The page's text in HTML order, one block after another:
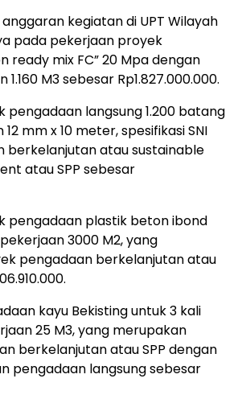
kegiatan di UPT Wilayah
pada pekerjaan proyek
ready mix FC” 20 Mpa dengan
M3 sebesar Rp1.827.000.000.
pengadaan langsung 1.200 batang
mm x 10 meter, spesifikasi SNI
berkelanjutan atau sustainable
atau SPP sebesar
pengadaan plastik beton ibond
3000 M2, yang
pengadaan berkelanjutan atau
kayu Bekisting untuk 3 kali
25 M3, yang merupakan
berkelanjutan atau SPP dengan
pengadaan langsung sebesar